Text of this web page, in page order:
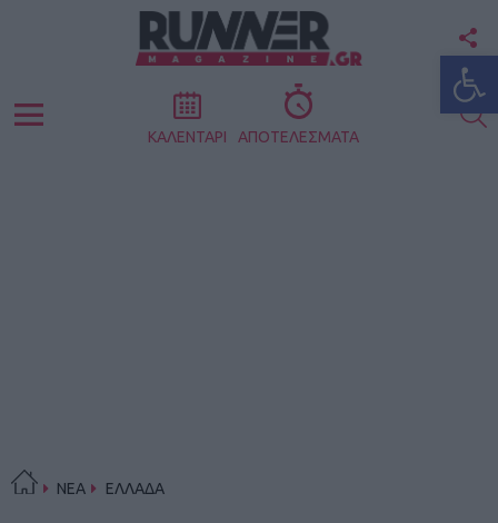
Menu ΚΑΛΕΝΤΑΡΙ ΑΠΟΤΕΛΕΣΜΑΤΑ
ΝΕΑ ΕΛΛΑΔΑ